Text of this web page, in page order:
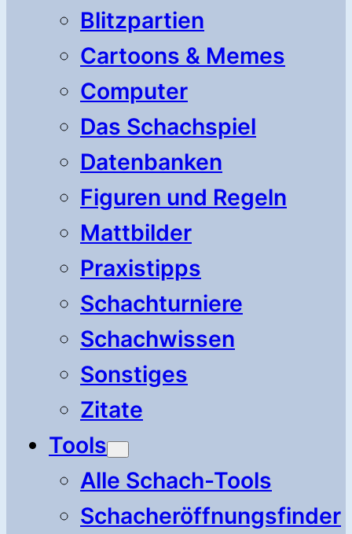
Blitzpartien
Cartoons & Memes
Computer
Das Schachspiel
Datenbanken
Figuren und Regeln
Mattbilder
Praxistipps
Schachturniere
Schachwissen
Sonstiges
Zitate
Tools
Alle Schach-Tools
Schacheröffnungsfinder